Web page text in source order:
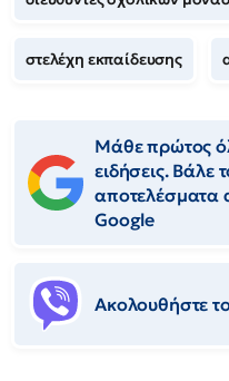
στελέχη εκπαίδευσης
Μάθε πρώτος
ειδήσεις. Βάλε
αποτελέσματα
Google
Ακολουθήστε